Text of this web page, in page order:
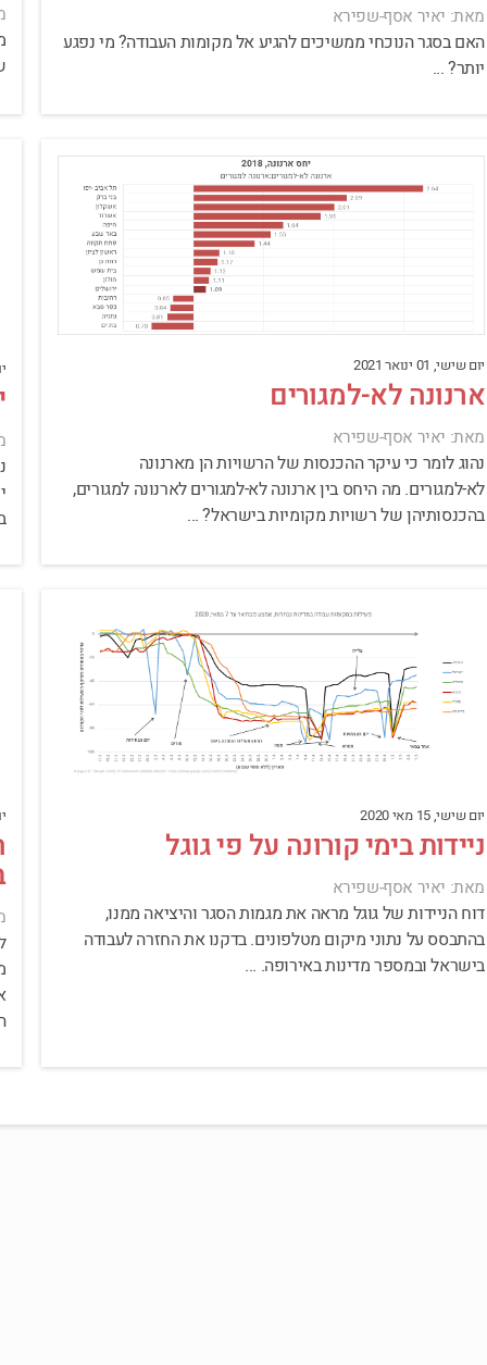
מאת: יאיר אסף-שפירא
האם בסגר הנוכחי ממשיכים להגיע אל מקומות העבודה? מי נפגע
יותר? ...
יום שישי, 01 ינואר 2021
ארנונה לא-למגורים
מאת: יאיר אסף-שפירא
נהוג לומר כי עיקר ההכנסות של הרשויות הן מארנונה
לא-למגורים. מה היחס בין ארנונה לא-למגורים לארנונה למגורים,
בהכנסותיהן של רשויות מקומיות בישראל? ...
יום שישי, 15 מאי 2020
ניידות בימי קורונה על פי גוגל
מאת: יאיר אסף-שפירא
דוח הניידות של גוגל מראה את מגמות הסגר והיציאה ממנו,
בהתבסס על נתוני מיקום מטלפונים. בדקנו את החזרה לעבודה
בישראל ובמספר מדינות באירופה. ...